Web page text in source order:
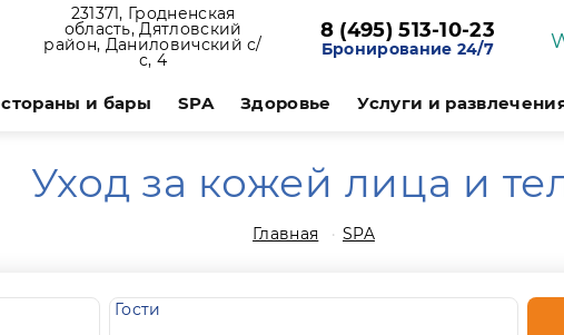
231371, Гродненская
область, Дятловский
район, Даниловичский с/
с, 4
8 (495) 513-10-23
Бронирование 24/7
и бары SPA Здоровье Услуги и
Уход за кожей лица и
Главная SPA
Гости